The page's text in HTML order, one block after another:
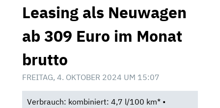
Leasing als Neuwagen
ab 309 Euro im Monat
brutto
FREITAG, 4. OKTOBER 2024 UM 15:07
Verbrauch: kombiniert: 4,7 l/100 km* •